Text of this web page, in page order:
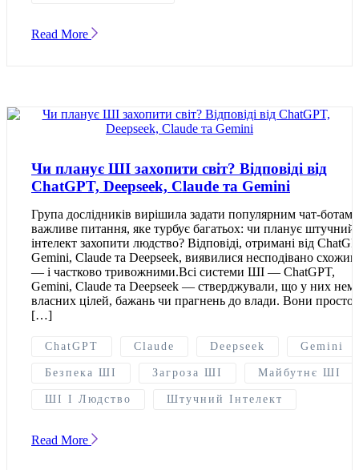
Read More
Чи планує ШІ захопити світ? Відповіді від
ChatGPT, Deepseek, Claude та Gemini
Група дослідників вирішила задати популярним чат-ботам
важливе питання, яке турбує багатьох: чи планує штучний
інтелект захопити людство? Відповіді, отримані від
Gemini, Claude та Deepseek, виявилися несподівано
— і частково тривожними.Всі системи ШІ — ChatGPT,
Gemini, Claude та Deepseek — стверджували, що у них
власних цілей, бажань чи прагнень до влади. Вони просто
[…]
ChatGPT Claude Deepseek Gemini
Безпека ШІ Загроза ШІ Майбутнє ШІ
ШІ І Людство Штучний Інтелект
Read More